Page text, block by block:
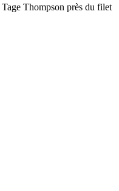
Thompson près du filet